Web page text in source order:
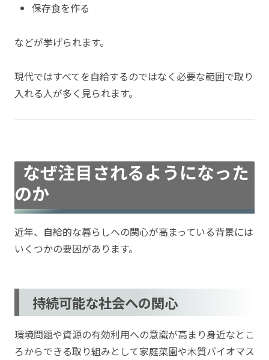
保存食を作る
などが挙げられます。
現代ではすべてを自給するのではなく必要な範囲で取り
入れる人が多く見られます。
なぜ注目されるようになった
のか
近年、自給的な暮らしへの関心が高まっている背景には
いくつかの要因があります。
持続可能な社会への関心
環境問題や資源の有効利用への意識が高まり身近なとこ
ろからできる取り組みとして家庭菜園や木質バイオマス